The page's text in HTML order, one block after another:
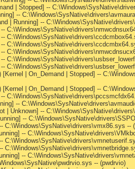
| Stopped] --
--
| Running] --
| On_Demand | Stopped] --
| On_Demand | Stopped] --
--
| Unknown] --
--
C:\Windows\SysNative\drivers\vmx86.sys --
--
--
-- (pwdrvio)